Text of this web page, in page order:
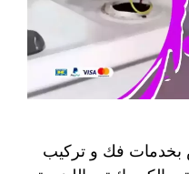
بخدمات فك و تركيب